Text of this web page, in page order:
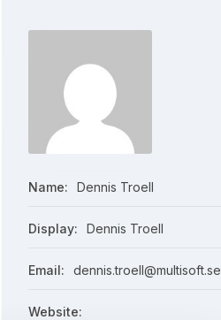
Name: Dennis Troell
Display: Dennis Troell
Email: dennis.troell@multisoft.se
Website: